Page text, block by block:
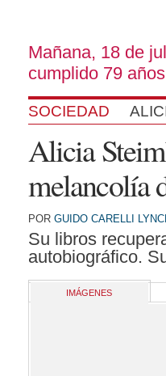
Mañana, 18 de
cumplido 79 años
SOCIEDAD
Alicia
melancolía
POR GUIDO CARELLI
Su libros
autobiográfico.
IMÁGENES